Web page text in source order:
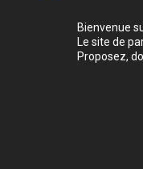
Bienvenue
Le site de
Proposez,